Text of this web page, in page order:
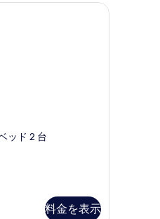
アイロン台
またはツインルーム | セーフティボ
ッド 2 台
料金を表示